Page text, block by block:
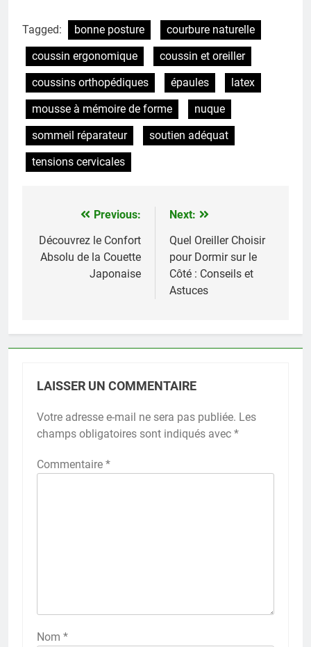
Tagged: bonne posture
courbure naturelle
coussin ergonomique
coussin et oreiller
coussins orthopédiques
épaules
latex
mousse à mémoire de forme
nuque
sommeil réparateur
soutien adéquat
tensions cervicales
Navigation
de
Previous:
Découvrez le Confort
Absolu de la Couette
Japonaise
Next:
Quel Oreiller Choisir
pour Dormir sur le
Côté : Conseils et
Astuces
LAISSER UN COMMENTAIRE
Votre adresse e-mail ne sera pas publiée. Les
champs obligatoires sont indiqués avec *
Commentaire *
Nom *